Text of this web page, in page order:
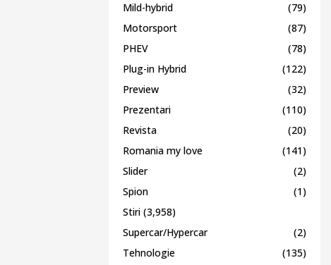
Mild-hybrid
(79)
Motorsport
(87)
PHEV
(78)
Plug-in Hybrid
(122)
Preview
(32)
Prezentari
(110)
Revista
(20)
Romania my love
(141)
Slider
(2)
Spion
(1)
Stiri (3,958)
Supercar/Hypercar
(2)
Tehnologie
(135)